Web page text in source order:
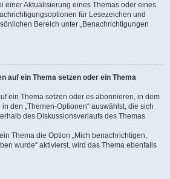
einer Aktualisierung eines Themas oder eines
für Lesezeichen und
Bereich unter „Benachrichtigungen
auf ein Thema setzen oder ein Thema
ein Thema setzen oder es abonnieren, in dem
den „Themen-Optionen“ auswählst, die sich
des Diskussionsverlaufs des Themas
Thema die Option „Mich benachrichtigen,
wurde“ aktivierst, wird das Thema ebenfalls